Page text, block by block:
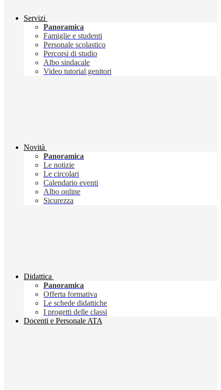
Servizi
Panoramica
Famiglie e studenti
Personale scolastico
Percorsi di studio
Albo sindacale
Video tutorial genitori
Novità
Panoramica
Le notizie
Le circolari
Calendario eventi
Albo online
Sicurezza
Didattica
Panoramica
Offerta formativa
Le schede didattiche
I progetti delle classi
Docenti e Personale ATA